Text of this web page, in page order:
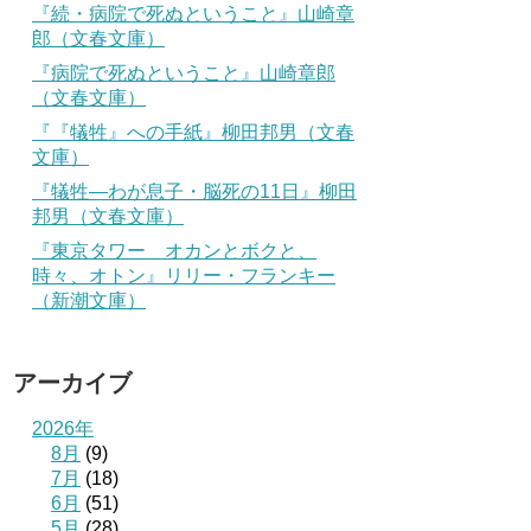
『続・病院で死ぬということ』山崎章
郎（文春文庫）
『病院で死ぬということ』山崎章郎
（文春文庫）
『『犠牲』への手紙』柳田邦男（文春
文庫）
『犠牲―わが息子・脳死の11日』柳田
邦男（文春文庫）
『東京タワー オカンとボクと、
時々、オトン』リリー・フランキー
（新潮文庫）
アーカイブ
2026年
8月 (9)
7月 (18)
6月 (51)